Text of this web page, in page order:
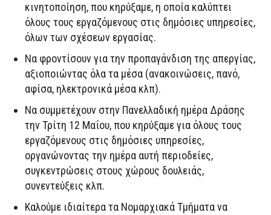
κινητοποίηση, που κηρύξαμε, η οποία καλύπτει
όλους τους εργαζόμενους στις δημόσιες υπηρεσίες,
όλων των σχέσεων εργασίας.
Να φροντίσουν για την προπαγάνδιση της απεργίας,
αξιοποιώντας όλα τα μέσα (ανακοινώσεις, πανό,
αφίσα, ηλεκτρονικά μέσα κλπ).
Να συμμετέχουν στην Πανελλαδική ημέρα Δράσης
την Τρίτη 12 Μαΐου, που κηρύξαμε για όλους τους
εργαζόμενους στις δημόσιες υπηρεσίες,
οργανώνοντας την ημέρα αυτή περιοδείες,
συγκεντρώσεις στους χώρους δουλειάς,
συνεντεύξεις κλπ.
Καλούμε ιδιαίτερα τα Νομαρχιακά Τμήματα να